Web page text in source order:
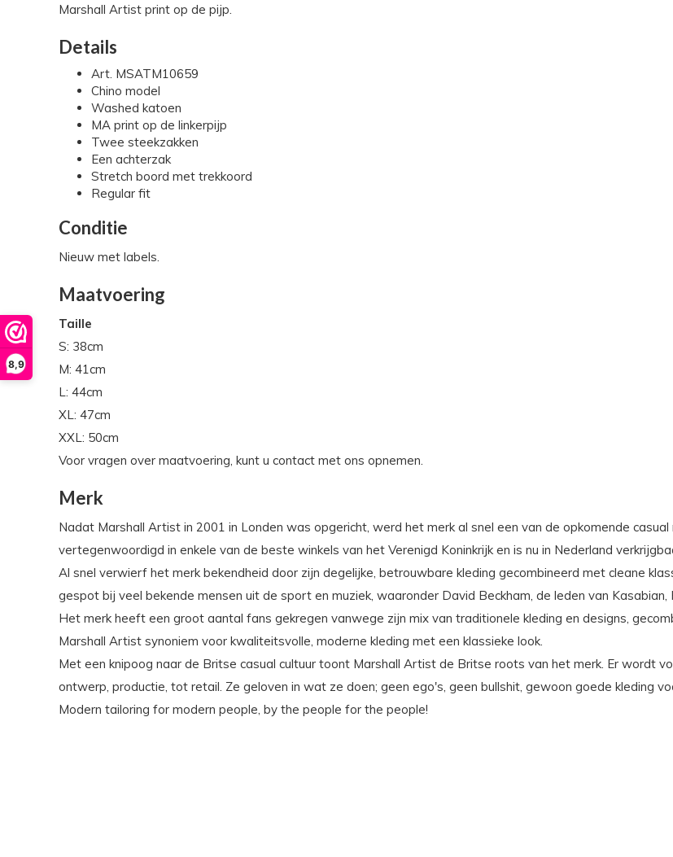
8,9
Marshall Artist print op de pijp.
Details
Art. MSATM10659
Chino model
Washed katoen
MA print op de linkerpijp
Twee steekzakken
Een achterzak
Stretch boord met trekkoord
Regular fit
Conditie
Nieuw met labels.
Maatvoering
Taille
S: 38cm
M: 41cm
L: 44cm
XL: 47cm
XXL: 50cm
Voor vragen over maatvoering, kunt u contact met ons opnemen.
Merk
Nadat Marshall Artist in 2001 in Londen was opgericht, werd het merk al snel een van de opkomende casual
vertegenwoordigd in enkele van de beste winkels van het Verenigd Koninkrijk en is nu in Nederland
Al snel verwierf het merk bekendheid door zijn degelijke, betrouwbare kleding gecombineerd met cleane
gespot bij veel bekende mensen uit de sport en muziek, waaronder David Beckham, de leden van Kasabian,
Het merk heeft een groot aantal fans gekregen vanwege zijn mix van traditionele kleding en designs,
Marshall Artist synoniem voor kwaliteitsvolle, moderne kleding met een klassieke look.
Met een knipoog naar de Britse casual cultuur toont Marshall Artist de Britse roots van het merk. Er wordt
ontwerp, productie, tot retail. Ze geloven in wat ze doen; geen ego's, geen bullshit, gewoon goede kleding
Modern tailoring for modern people, by the people for the people!